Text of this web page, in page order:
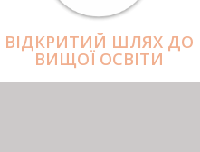
ВІДКРИТИЙ ШЛЯХ ДО
ВИЩОЇ ОСВІТИ